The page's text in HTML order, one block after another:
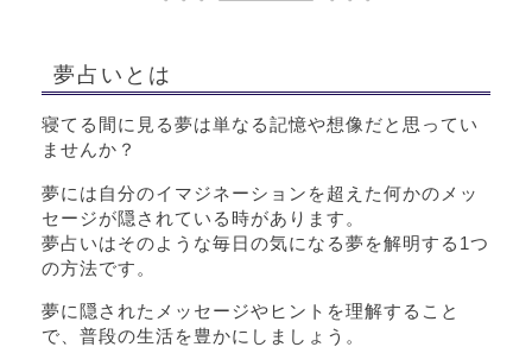
夢占いとは
寝てる間に見る夢は単なる記憶や想像だと思ってい
ませんか？
夢には自分のイマジネーションを超えた何かのメッ
セージが隠されている時があります。
夢占いはそのような毎日の気になる夢を解明する1つ
の方法です。
夢に隠されたメッセージやヒントを理解すること
で、普段の生活を豊かにしましょう。